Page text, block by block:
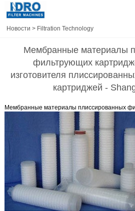
Новости > Filtration Technology
Мембранные материалы
фильтрующих
изготовителя
картриджей -
Мембранные материалы плиссированных